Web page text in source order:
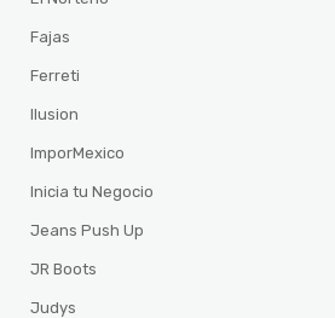
Fajas
Ferreti
Ilusion
ImporMexico
Inicia tu Negocio
Jeans Push Up
JR Boots
Judys